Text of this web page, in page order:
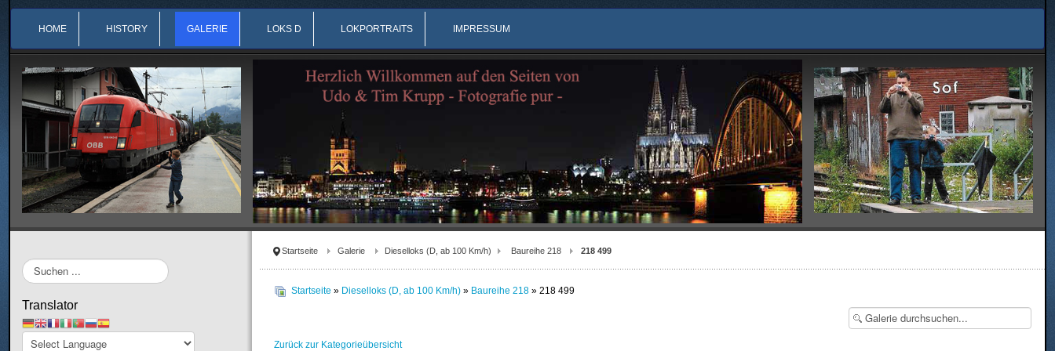
HOME HISTORY GALERIE LOKS D LOKPORTRAITS IMPRESSUM
Startseite Galerie Dieselloks (D, ab 100 Km/h) Baureihe 218 218 499
Startseite » Dieselloks (D, ab 100 Km/h) » Baureihe 218 » 218 499
Zurück zur Kategorieübersicht
Suchen
...
Translator